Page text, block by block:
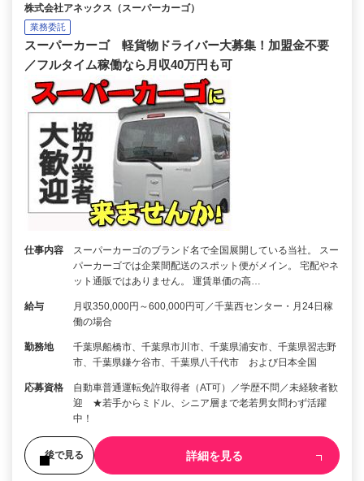
株式会社アネックス（スーパーカーゴ）
業務委託
スーパーカーゴ 軽貨物ドライバー大募集！加盟金不要
／フルタイム稼働なら月収40万円も可
仕事内容
スーパーカーゴのブランド名で全国展開している当社。 スー
パーカーゴでは企業間配送のスポット便がメイン。 宅配やネ
ット通販ではありません。 運賃単価の高…
給与
月収350,000円～600,000円可／千葉西センター・月24日稼
働の場合
勤務地
千葉県船橋市、千葉県市川市、千葉県浦安市、千葉県習志野
市、千葉県鎌ケ谷市、千葉県八千代市 および日本全国
応募資格
自動車普通運転免許取得者（AT可）／学歴不問／未経験者歓
迎 ★若手からミドル、シニア層まで老若男女問わず活躍
中！
後で見る 詳細を見る